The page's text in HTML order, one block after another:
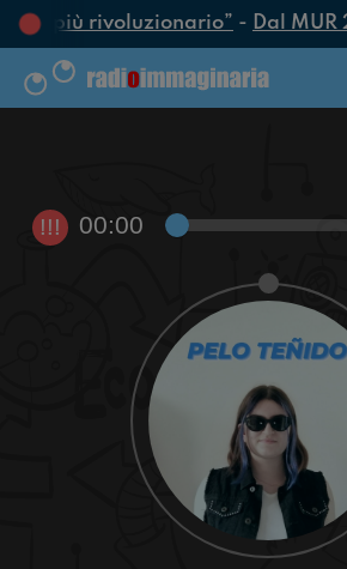
più rivoluzionario”- Dal
!!! 00:00